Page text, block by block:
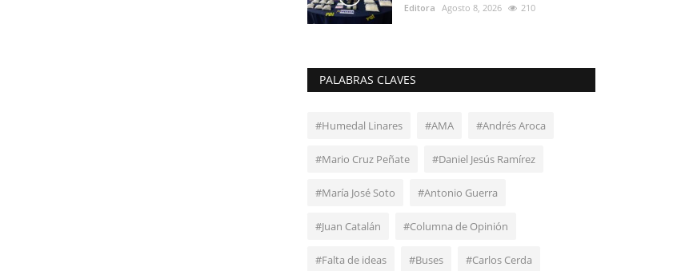
Editora Agosto 8, 2026 210
PALABRAS CLAVES
#Humedal Linares #AMA #Andrés Aroca
#Mario Cruz Peñate #Daniel Jesús Ramírez
#María José Soto #Antonio Guerra
#Juan Catalán #Columna de Opinión
#Falta de ideas #Buses #Carlos Cerda